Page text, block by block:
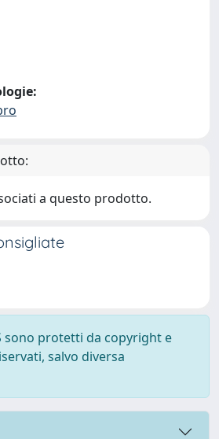
a questo prodotto.
sono protetti da copyright e
salvo diversa